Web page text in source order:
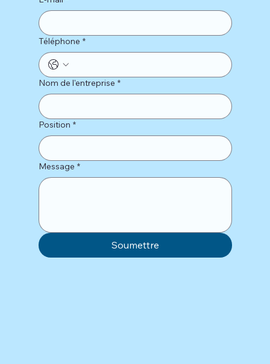
Téléphone *
Nom de l'entreprise *
Position *
Message *
Soumettre